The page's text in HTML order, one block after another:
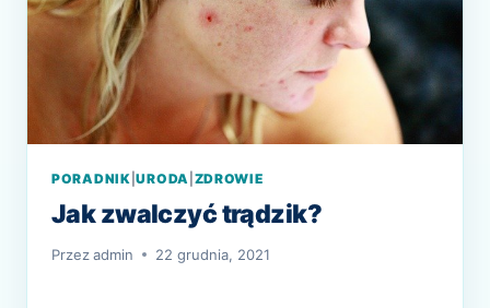
PORADNIK |URODA ZDROWIE
Jak zwalczyć trądzik?
Przezadmin 22 grudnia, 2021